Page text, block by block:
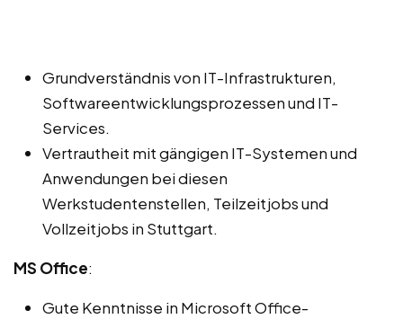
Grundverständnis von IT-Infrastrukturen,
Softwareentwicklungsprozessen und IT-
Services.
Vertrautheit mit gängigen IT-Systemen und
Anwendungen bei diesen
Werkstudentenstellen, Teilzeitjobs und
Vollzeitjobs in Stuttgart.
MS Office:
Gute Kenntnisse in Microsoft Office-